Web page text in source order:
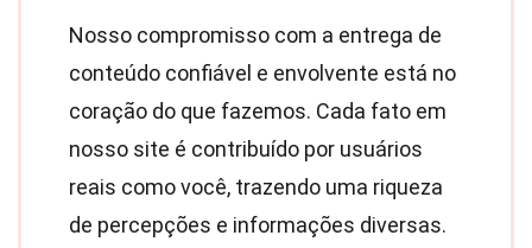
Nosso compromisso com a entrega de
conteúdo confiável e envolvente está no
coração do que fazemos. Cada fato em
nosso site é contribuído por usuários
reais como você, trazendo uma riqueza
de percepções e informações diversas.